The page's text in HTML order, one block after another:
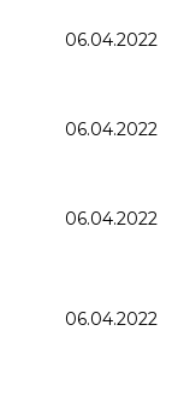
06.04.2022
06.04.2022
06.04.2022
06.04.2022